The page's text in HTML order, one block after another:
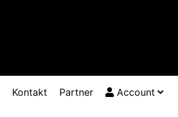
Kontakt Partner Account